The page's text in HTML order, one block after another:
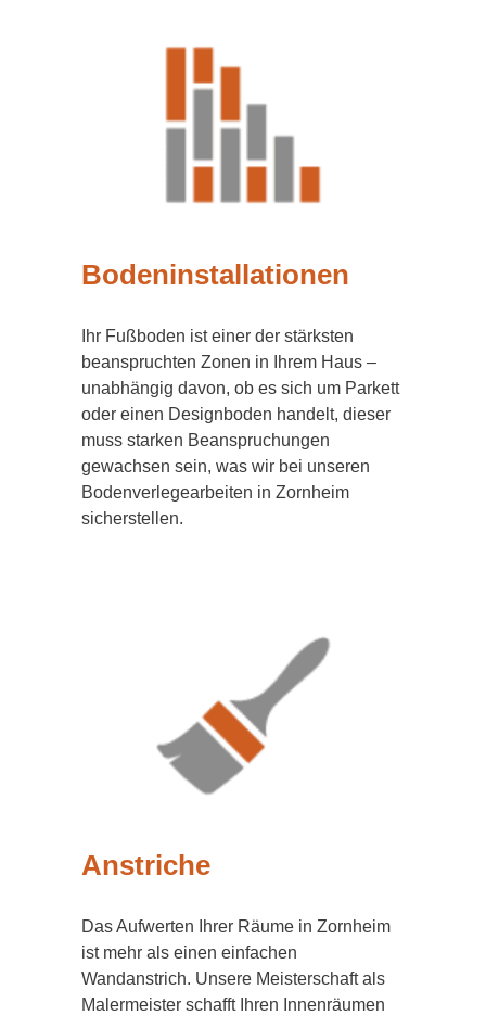
Bodeninstallationen
Ihr Fußboden ist einer der stärksten
beanspruchten Zonen in Ihrem Haus –
unabhängig davon, ob es sich um Parkett
oder einen Designboden handelt, dieser
muss starken Beanspruchungen
gewachsen sein, was wir bei unseren
Bodenverlegearbeiten in Zornheim
sicherstellen.
Anstriche
Das Aufwerten Ihrer Räume in Zornheim
ist mehr als einen einfachen
Wandanstrich. Unsere Meisterschaft als
Malermeister schafft Ihren Innenräumen